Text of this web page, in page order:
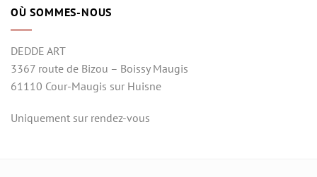
OÙ SOMMES-NOUS
DEDDE ART
3367 route de Bizou – Boissy Maugis
61110 Cour-Maugis sur Huisne
Uniquement sur rendez-vous